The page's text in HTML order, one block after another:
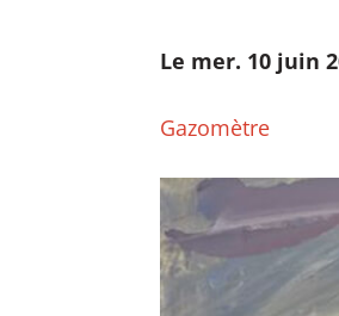
Le mer. 10 juin
Gazomètre